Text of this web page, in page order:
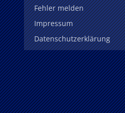
Fehler melden
Impressum
Datenschutzerklärung